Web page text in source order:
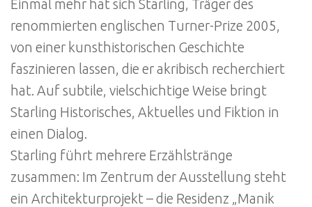
Einmal mehr hat sich Starling, Träger des
renommierten englischen Turner-Prize 2005,
von einer kunsthistorischen Geschichte
faszinieren lassen, die er akribisch recherchiert
hat. Auf subtile, vielschichtige Weise bringt
Starling Historisches, Aktuelles und Fiktion in
einen Dialog.
Starling führt mehrere Erzählstränge
zusammen: Im Zentrum der Ausstellung steht
ein Architekturprojekt – die Residenz „Manik